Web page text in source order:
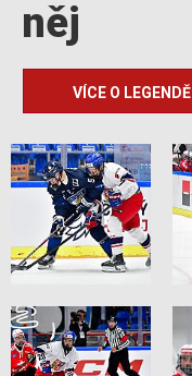
něj
VÍCE O LEGENDĚ